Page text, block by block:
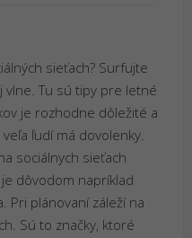
sieťach? Surfujte
vlne. Tu sú tipy pre letné
je rozhodne dôležité a
ľudí má dovolenky.
sociálnych sieťach
dôvodom napríklad
Pri plánovaní záleží na
Sú to značky, ktoré